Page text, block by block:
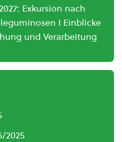
Exkursion nach
I Einblicke
und Verarbeitung
2025